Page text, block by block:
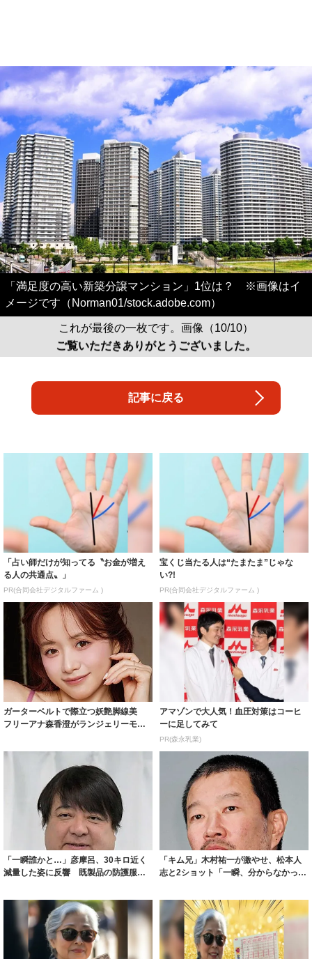
「満足度の高い新築分譲マンション」1位は？ ※画像はイ
メージです（Norman01/stock.adobe.com）
これが最後の一枚です。画像（10/10）
ご覧いただきありがとうございました。
記事に戻る
「占い師だけが知ってる〝お金が増え
る人の共通点〟」
PR(合同会社デジタルファーム )
宝くじ当たる人は“たまたま”じゃな
い?!
PR(合同会社デジタルファーム )
ガーターベルトで際立つ妖艶脚線美
フリーアナ森香澄がランジェリーモデ
アマゾンで大人気！血圧対策はコーヒ
ーに足してみて
PR(森永乳業)
「一瞬誰かと…」彦摩呂、30キロ近く
減量した姿に反響 既製品の防護服が
「キム兄」木村祐一が激やせ、松本人
志と2ショット「一瞬、分からなかった